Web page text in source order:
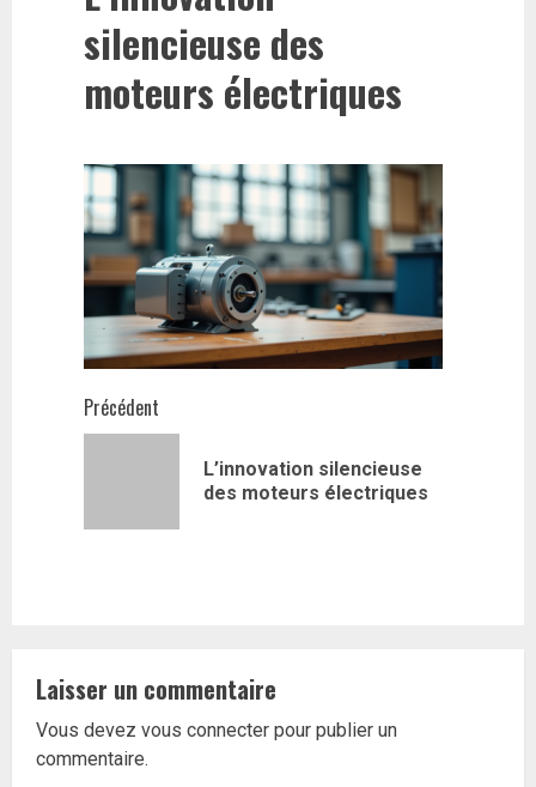
silencieuse des
moteurs électriques
Navigation
Précédent
L’innovation silencieuse
des moteurs électriques
Laisser un commentaire
Vous devez vous connecter pour publier un
commentaire.